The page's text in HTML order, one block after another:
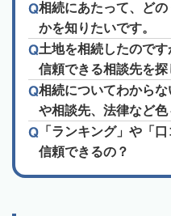
相続にあたって、ど
かを知りたいです。
土地を相続したので
信頼できる相談先を探
相続についてわから
や相談先、法律など色
「ランキング」や「
信頼できるの？